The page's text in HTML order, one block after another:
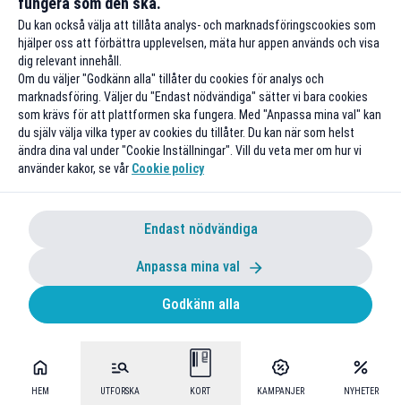
HEM UTFORSKA KORT KAMPANJER NYHETER
Obegränsat mobilt bredband för 299
kr/mån i 4 månader
Ingen bindningstid
Till rabatten
250 kr studentrabatt hos Telestore
Du kan också välja att tillåta analys- och marknadsföringscookies som
hjälper oss att förbättra upplevelsen, mäta hur appen används och visa
dig relevant innehåll.
Om du väljer "Godkänn alla" tillåter du cookies för analys och
marknadsföring. Väljer du "Endast nödvändiga" sätter vi bara cookies
som krävs för att plattformen ska fungera. Med "Anpassa mina val" kan
du själv välja vilka typer av cookies du tillåter. Du kan när som helst
ändra dina val under "Cookie Inställningar". Vill du veta mer om hur vi
använder kakor, se vår Cookie policy
Endast nödvändiga
Anpassa mina val
Godkänn alla